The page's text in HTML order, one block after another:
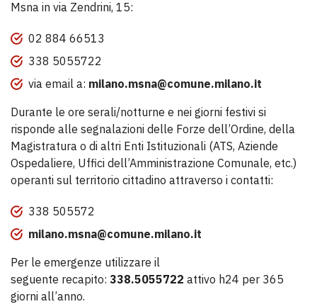
Msna in via Zendrini, 15:
02 884 66513
338 5055722
via email a: milano.msna@comune.milano.it
Durante le ore serali/notturne e nei giorni festivi si
risponde alle segnalazioni delle Forze dell’Ordine, della
Magistratura o di altri Enti Istituzionali (ATS, Aziende
Ospedaliere, Uffici dell’Amministrazione Comunale, etc.)
operanti sul territorio cittadino attraverso i contatti:
338 505572
milano.msna@comune.milano.it
Per le emergenze utilizzare il
seguente recapito: 338.5055722 attivo h24 per 365
giorni all’anno.